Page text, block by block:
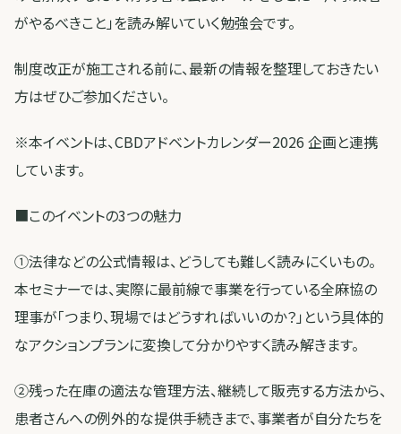
がやるべきこと」を読み解いていく勉強会です。
制度改正が施工される前に、最新の情報を整理しておきたい
方はぜひご参加ください。
※本イベントは、CBDアドベントカレンダー2026 企画と連携
しています。
■このイベントの3つの魅力
①法律などの公式情報は、どうしても難しく読みにくいもの。
本セミナーでは、実際に最前線で事業を行っている全麻協の
理事が「つまり、現場ではどうすればいいのか？」という具体的
なアクションプランに変換して分かりやすく読み解きます。
②残った在庫の適法な管理方法、継続して販売する方法から、
患者さんへの例外的な提供手続きまで、事業者が自分たちを